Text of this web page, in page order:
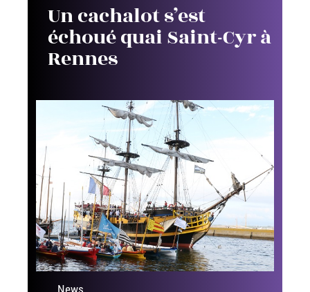
Un cachalot s’est
échoué quai Saint-Cyr à
Rennes
News